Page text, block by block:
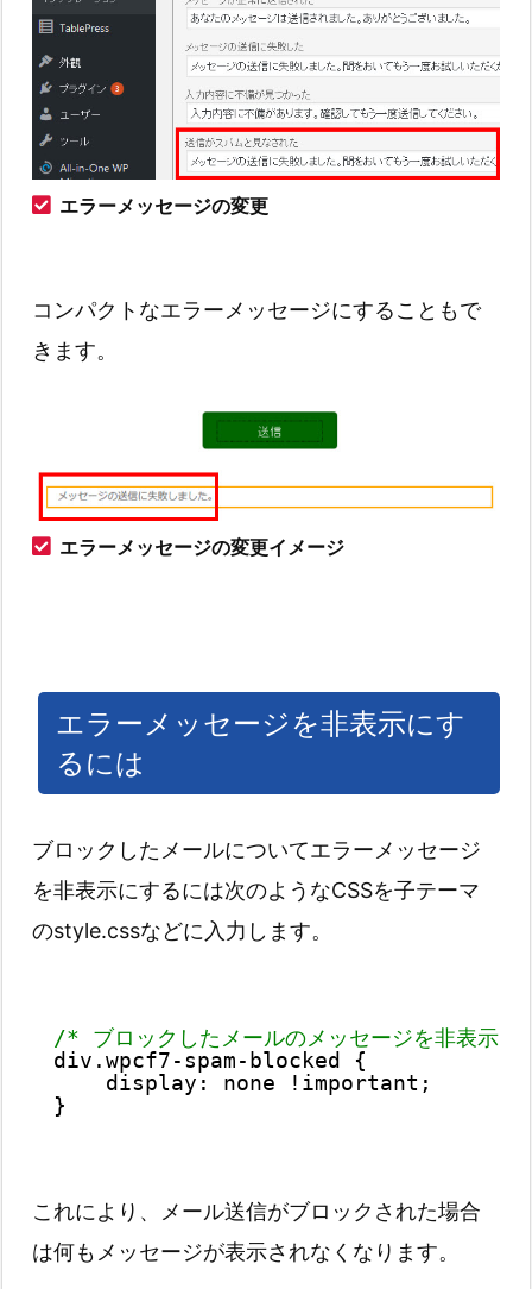
エラーメッセージの変更
コンパクトなエラーメッセージにすることもで
きます。
エラーメッセージの変更イメージ
エラーメッセージを非表示にす
るには
ブロックしたメールについてエラーメッセージ
を非表示にするには次のようなCSSを子テーマ
のstyle.cssなどに入力します。
/* ブロックしたメールのメッセージを非表示
div.wpcf7-spam-blocked {
display: none !important;
}
これにより、メール送信がブロックされた場合
は何もメッセージが表示されなくなります。